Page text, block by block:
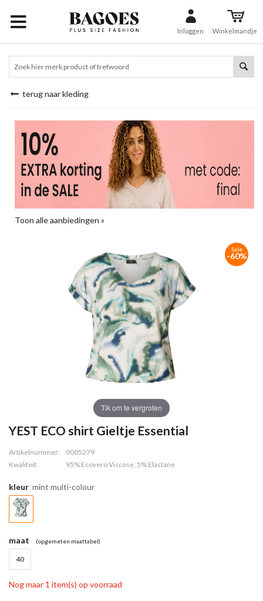
Inloggen Winkelmandje
terug naar kleding
Toon alle aanbiedingen »
Tik om te vergroten
Sale
-60%
YEST ECO shirt Gieltje Essential
Artikelnummer:
0005279
Kwaliteit:
95% Ecovero Viscose, 5% Elastane
kleur mint multi-colour
maat (opgemeten maattabel)
40
Nog maar 1 item(s) op voorraad